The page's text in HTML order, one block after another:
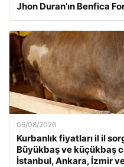
Jhon Duran’ın Benfica
06/08/2026
Kurbanlık fiyatları il il
Büyükbaş ve küçükbaş
İstanbul, Ankara, İzmir